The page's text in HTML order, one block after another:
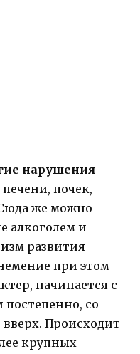
нарушения
почек,
же можно
алкоголем и
развития
при этом
начинается с
постепенно, со
Происходит
крупных